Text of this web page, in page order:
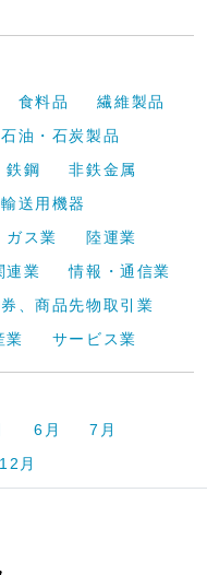
食料品
繊維製品
石油・石炭製品
鉄鋼
非鉄金属
輸送用機器
ガス業
陸運業
連業
情報・通信業
、商品先物取引業
業 サービス業
6月
7月
12月